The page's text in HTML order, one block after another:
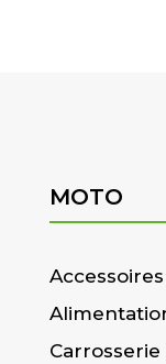
MOTO
Carrosserie